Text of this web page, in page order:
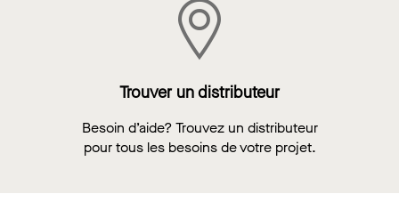
Trouver un distributeur
Besoin d’aide? Trouvez un distributeur
pour tous les besoins de votre projet.